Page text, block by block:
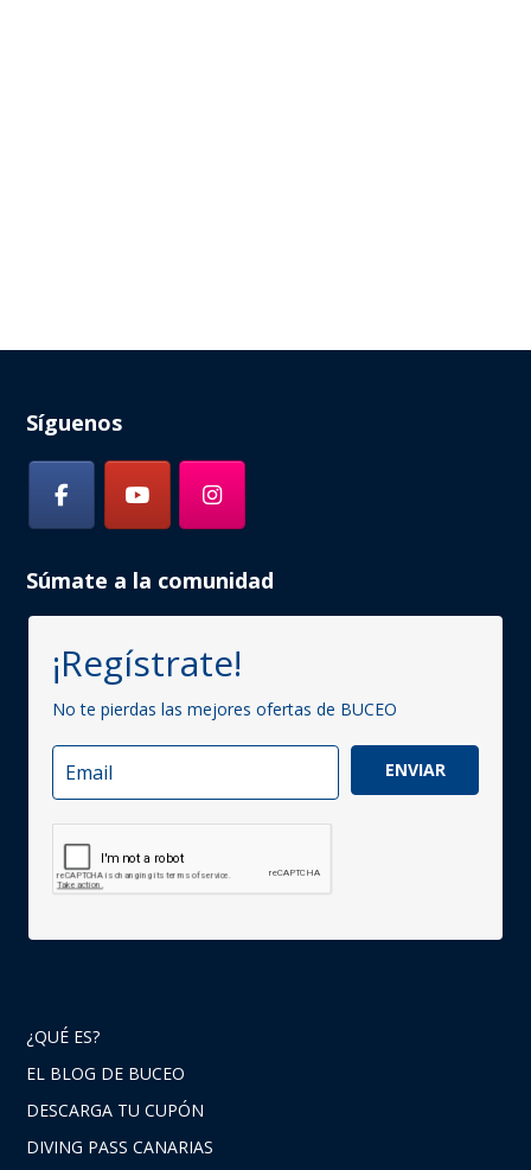
Síguenos
Súmate a la comunidad
¡Regístrate!
No te pierdas las mejores ofertas de BUCEO
ENVIAR
¿QUÉ ES?
EL BLOG DE BUCEO
DESCARGA TU CUPÓN
DIVING PASS CANARIAS